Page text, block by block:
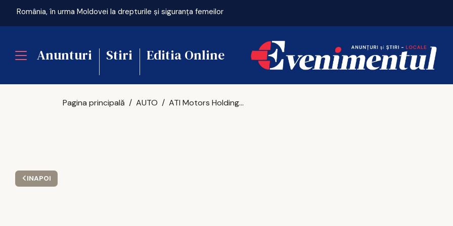
România, în urma Moldovei la drepturile și siguranța femeilor
Anunturi Stiri Editia Online
INAPOI
Pagina principală AUTO ATI Motors Holding aduce în premieră ZEEKR la Iași